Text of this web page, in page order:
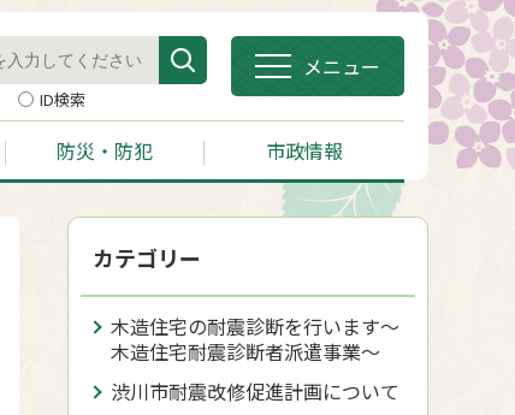
ID検索
メニュー
防災・防犯 市政情報
カテゴリー
木造住宅の耐震診断を行います～
木造住宅耐震診断者派遣事業～
渋川市耐震改修促進計画について